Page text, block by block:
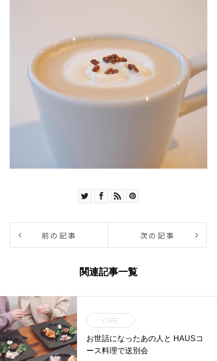
前の記事 次の記事
関連記事一覧
CAFE
お世話になったあの人と HAUSコ
ース料理で送別会